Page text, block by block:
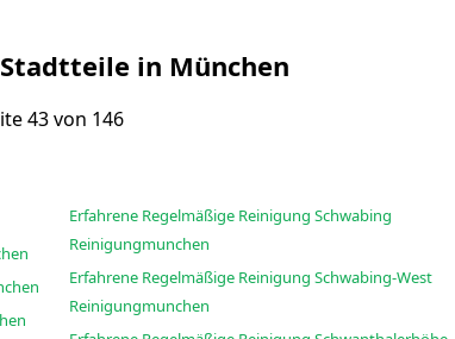
in München
43 von 146
Erfahrene Regelmäßige Reinigung Schwabing
Reinigungmunchen
Erfahrene Regelmäßige Reinigung Schwabing-West
Reinigungmunchen